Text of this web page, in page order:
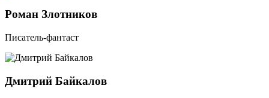
Роман Злотников
Писатель-фантаст
Дмитрий Байкалов